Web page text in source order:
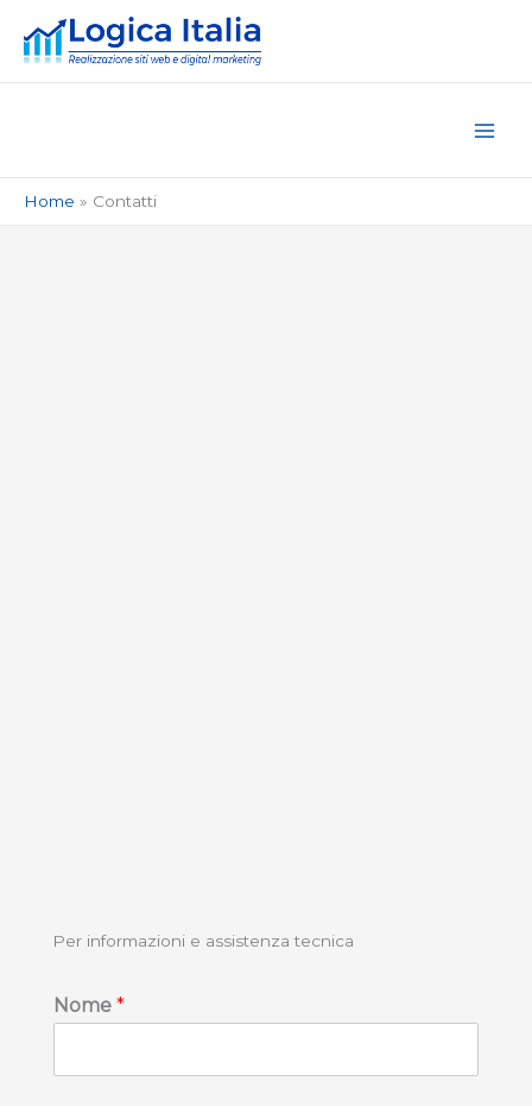
contenuto
Home Contatti
Per informazioni e assistenza tecnica
Nome *